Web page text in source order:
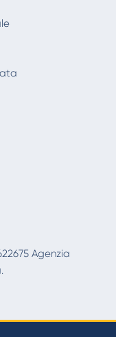
Agenzia